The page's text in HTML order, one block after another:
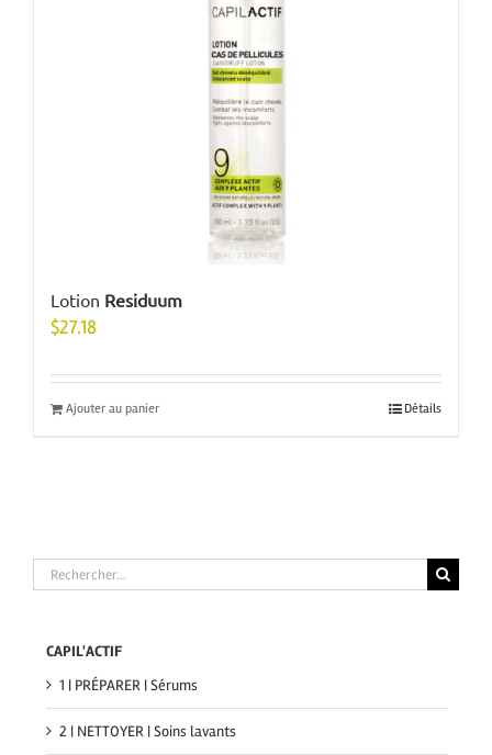
Lotion Residuum
$27.18
Ajouter au panier Détails
Rechercher
CAPIL'ACTIF
1 | PRÉPARER | Sérums
2 | NETTOYER | Soins lavants